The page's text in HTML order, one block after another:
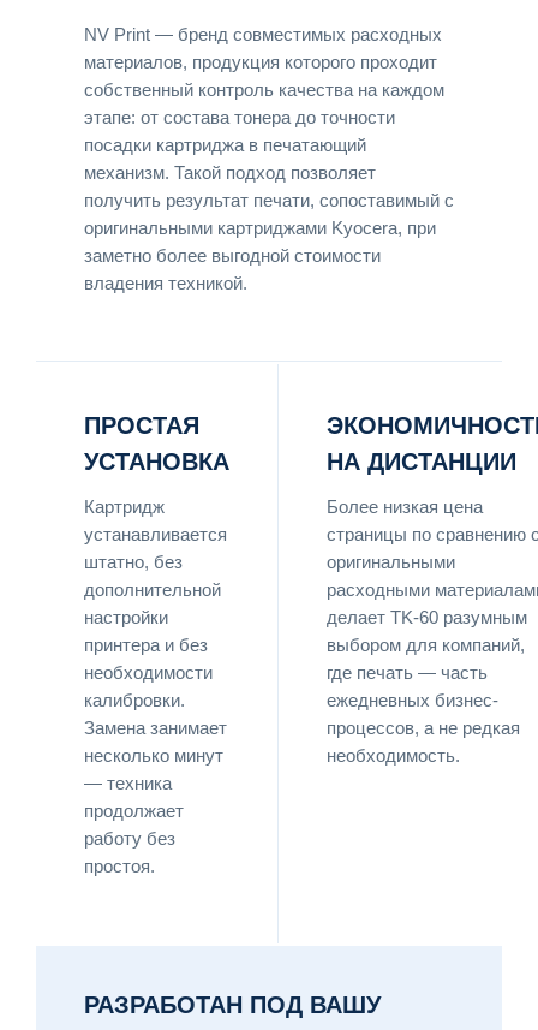
NV Print — бренд совместимых расходных
материалов, продукция которого проходит
собственный контроль качества на каждом
этапе: от состава тонера до точности
посадки картриджа в печатающий
механизм. Такой подход позволяет
получить результат печати, сопоставимый с
оригинальными картриджами Kyocera, при
заметно более выгодной стоимости
владения техникой.
ПРОСТАЯ
УСТАНОВКА
Картридж
устанавливается
штатно, без
дополнительной
настройки
принтера и без
необходимости
калибровки.
Замена занимает
несколько минут
— техника
продолжает
работу без
простоя.
НА ДИСТАНЦИИ
Более низкая цена
страницы по сравнению
оригинальными
расходными
делает TK-60 разумным
выбором для компаний,
где печать — часть
ежедневных бизнес-
процессов, а не редкая
необходимость.
РАЗРАБОТАН ПОД ВАШУ